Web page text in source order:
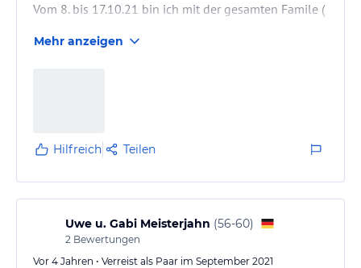
Vom 8. bis 17.10.21 bin ich mit der gesamten Famile (
70. Geburtstags bei Euch zu Gast gewesen. Bei Euren
Mehr anzeigen
Hilfreich Teilen
Uwe u. Gabi Meisterjahn (56-60)
2 Bewertungen
Vor 4 Jahren • Verreist als Paar im September 2021